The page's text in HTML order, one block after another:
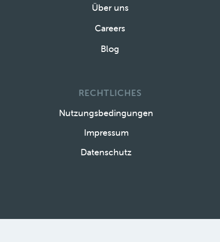
Über uns
Careers
Blog
RECHTLICHES
Nutzungsbedingungen
Impressum
Datenschutz